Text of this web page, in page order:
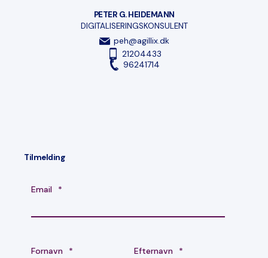
PETER G. HEIDEMANN
DIGITALISERINGSKONSULENT
peh@agillix.dk
21204433
96241714
Tilmelding
Email *
Fornavn * Efternavn *